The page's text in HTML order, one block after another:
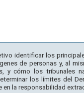
identificar los
de personas y, al
y cómo los tribunales
los límites del
en la responsabilidad